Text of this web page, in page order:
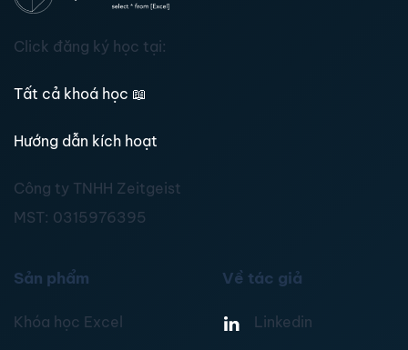
Click đăng ký học tại:
Tất cả khoá học 📖
Hướng dẫn kích hoạt
Công ty TNHH Zeitgeist
MST: 0315976395
Sản phẩm
Khóa học Excel
Về tác giả
Linkedin